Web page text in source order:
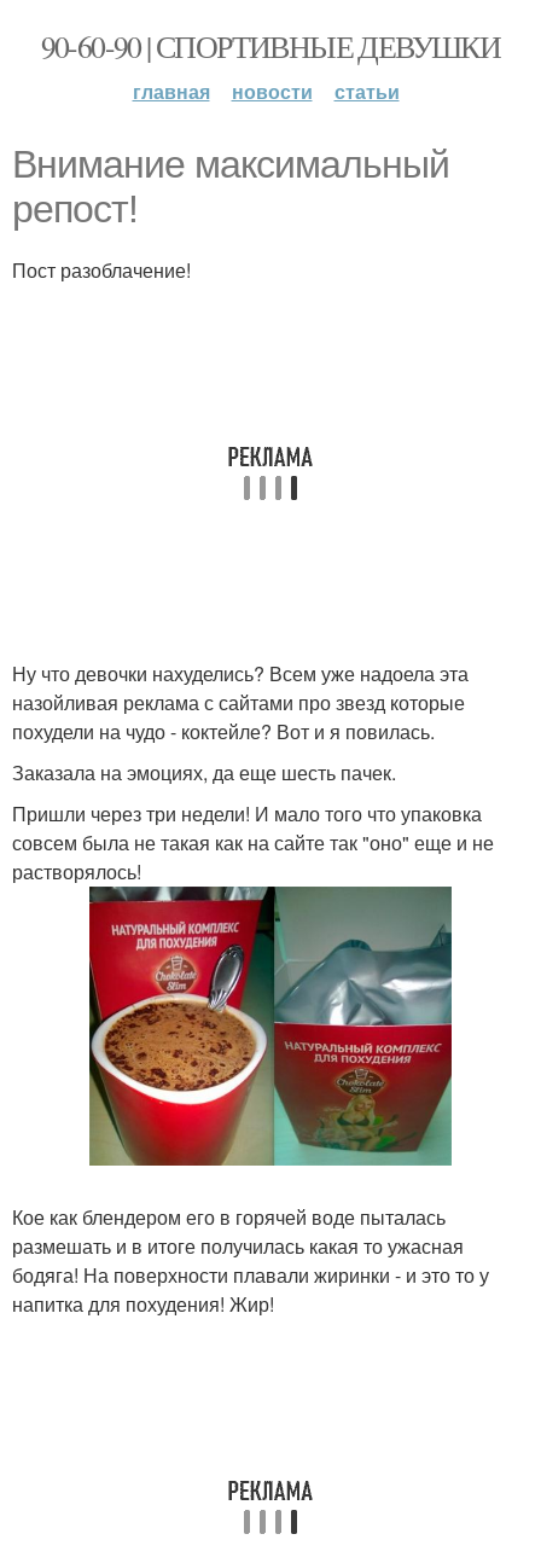
90-60-90 | СПОРТИВНЫЕ ДЕВУШКИ
главная новости статьи
Внимание максимальный
репост!
Пост разоблачение!
Ну что девочки нахуделись? Всем уже надоела эта
назойливая реклама с сайтами про звезд которые
похудели на чудо - коктейле? Вот и я повилась.
Заказала на эмоциях, да еще шесть пачек.
Пришли через три недели! И мало того что упаковка
совсем была не такая как на сайте так "оно" еще и не
растворялось!
Кое как блендером его в горячей воде пыталась
размешать и в итоге получилась какая то ужасная
бодяга! На поверхности плавали жиринки - и это то у
напитка для похудения! Жир!